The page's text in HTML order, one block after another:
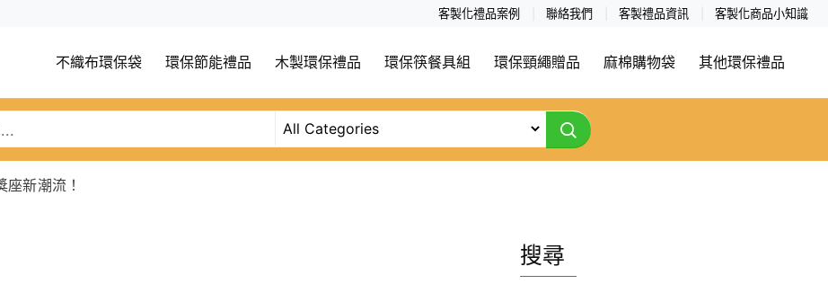
客製化禮品案例 聯絡我們 客製禮品資訊 客製化商品小知識
不織布環保袋 環保節能禮品 木製環保禮品 環保筷餐具組 環保頸繩贈品 麻棉購物袋 其他環保禮品
新潮流！
搜尋